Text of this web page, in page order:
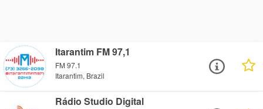
Itarantim FM 97,1
FM 97.1
Itarantim, Brazil
Rádio Studio Digital